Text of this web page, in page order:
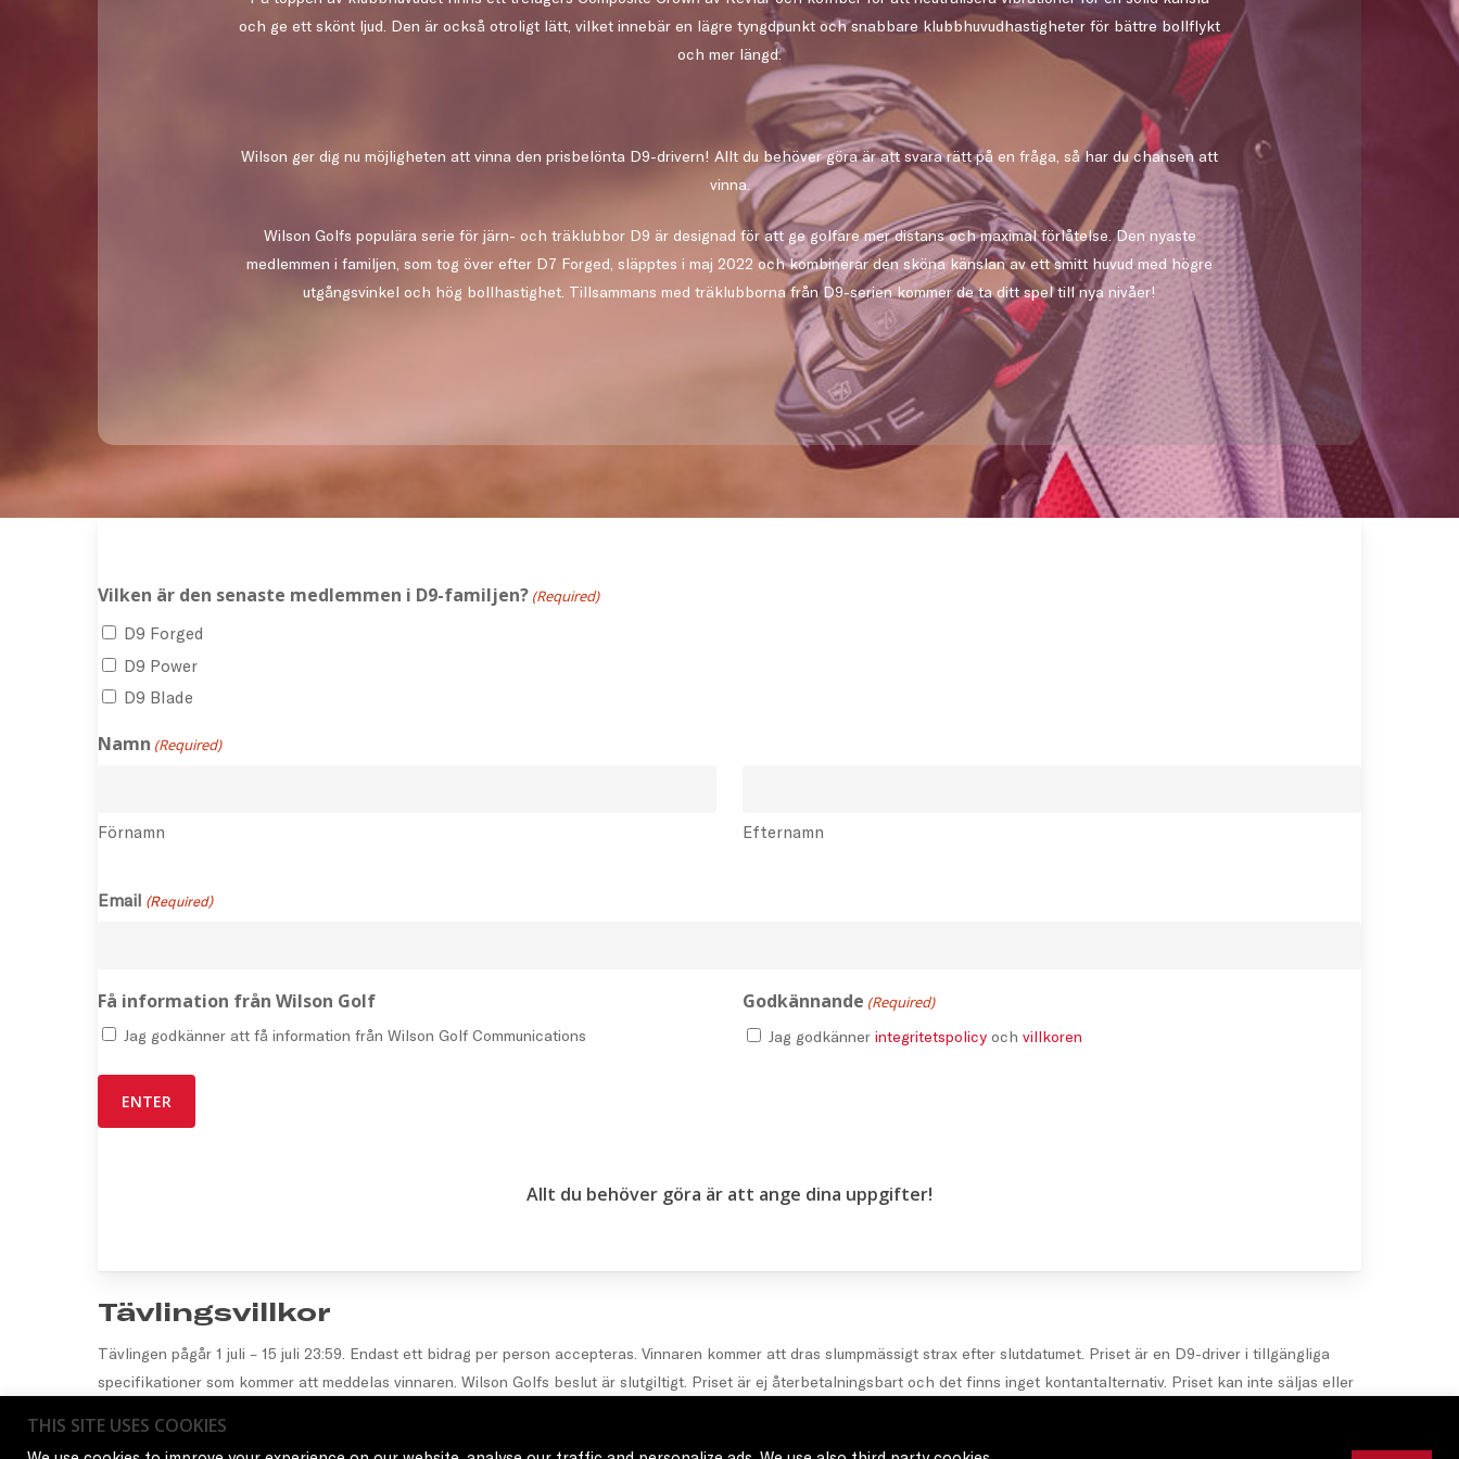
och ge ett skönt ljud. Den är också otroligt lätt, vilket innebär en lägre tyngdpunkt och snabbare klubbhuvudhastigheter för bättre bollflykt
och mer längd.
Wilson ger dig nu möjligheten att vinna den prisbelönta D9-drivern! Allt du behöver göra är att svara rätt på en fråga, så har du chansen att
vinna.
Wilson Golfs populära serie för järn- och träklubbor D9 är designad för att ge golfare mer distans och maximal förlåtelse. Den nyaste
medlemmen i familjen, som tog över efter D7 Forged, släpptes i maj 2022 och kombinerar den sköna känslan av ett smitt huvud med högre
utgångsvinkel och hög bollhastighet. Tillsammans med träklubborna från D9-serien kommer de ta ditt spel till nya nivåer!
Vilken är den senaste medlemmen i D9-familjen? (Required)
D9 Forged
D9 Power
D9 Blade
Namn (Required)
Förnamn Efternamn
Email (Required)
Få information från Wilson Golf
Jag godkänner att få information från Wilson Golf Communications
Godkännande (Required)
Jag godkänner integritetspolicyoch villkoren
Allt du behöver göra är att ange dina uppgifter!
Tävlingsvillkor
Tävlingen pågår 1 juli – 15 juli 23:59. Endast ett bidrag per person accepteras. Vinnaren kommer att dras slumpmässigt strax efter slutdatumet. Priset är en D9-driver i tillgängliga
specifikationer som kommer att meddelas vinnaren. Wilson Golfs beslut är slutgiltigt. Priset är ej återbetalningsbart och det finns inget kontantalternativ. Priset kan inte säljas eller
Affordable Golfs mailutskick.
THIS SITE USES COOKIES